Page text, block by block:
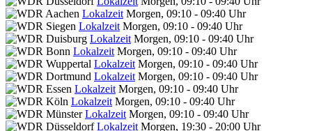
Lokalzeit Morgen, 09:10 - 09:40 Uhr
Lokalzeit Morgen, 09:10 - 09:40 Uhr
Lokalzeit Morgen, 09:10 - 09:40 Uhr
Lokalzeit Morgen, 09:10 - 09:40 Uhr
Lokalzeit Morgen, 09:10 - 09:40 Uhr
Lokalzeit Morgen, 09:10 - 09:40 Uhr
Lokalzeit Morgen, 09:10 - 09:40 Uhr
Lokalzeit Morgen, 09:10 - 09:40 Uhr
Lokalzeit Morgen, 09:10 - 09:40 Uhr
Lokalzeit Morgen, 19:30 - 20:00 Uhr